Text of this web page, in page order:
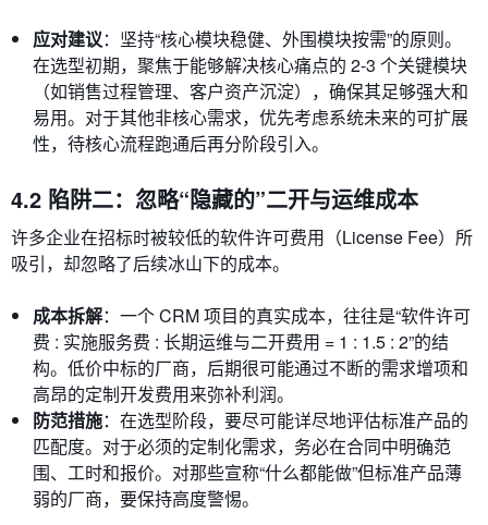
应对建议：坚持“核心模块稳健、外围模块按需”的原则。
在选型初期，聚焦于能够解决核心痛点的 2-3 个关键模块
（如销售过程管理、客户资产沉淀），确保其足够强大和
易用。对于其他非核心需求，优先考虑系统未来的可扩展
性，待核心流程跑通后再分阶段引入。
4.2 陷阱二：忽略“隐藏的”二开与运维成本
许多企业在招标时被较低的软件许可费用（License Fee）所
吸引，却忽略了后续冰山下的成本。
成本拆解：一个 CRM 项目的真实成本，往往是“软件许可
费 : 实施服务费 : 长期运维与二开费用 = 1 : 1.5 : 2”的结
构。低价中标的厂商，后期很可能通过不断的需求增项和
高昂的定制开发费用来弥补利润。
防范措施：在选型阶段，要尽可能详尽地评估标准产品的
匹配度。对于必须的定制化需求，务必在合同中明确范
围、工时和报价。对那些宣称“什么都能做”但标准产品薄
弱的厂商，要保持高度警惕。